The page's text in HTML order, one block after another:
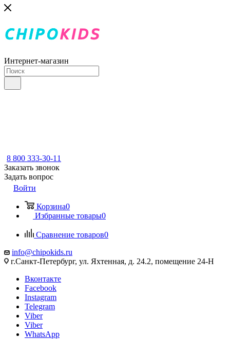
Интернет-магазин
8 800 333-30-11
Заказать звонок
Задать вопрос
Войти
Корзина0
Избранные товары0
Сравнение товаров0
info@chipokids.ru
г.Санкт-Петербург, ул. Яхтенная, д. 24.2, помещение 24-Н
Вконтакте
Facebook
Instagram
Telegram
Viber
Viber
WhatsApp